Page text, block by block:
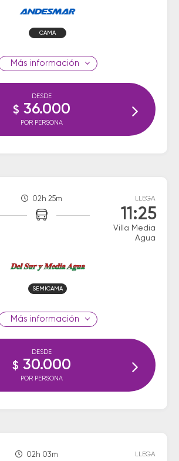
CAMA
información
DESDE
$ 36.000
POR PERSONA
02h 25m LLEGA
11:25
Villa Media
Agua
SEMICAMA
información
DESDE
$ 30.000
POR PERSONA
02h 03m LLEGA